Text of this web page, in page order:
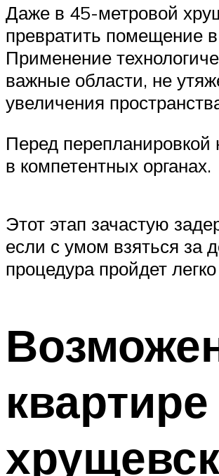
Даже в 45-метровой
превратить помещение
Применение
важные области, не
увеличения
Перед
в компетентных органах.
Этот этап зачастую
если с умом взяться за
процедура пройдет